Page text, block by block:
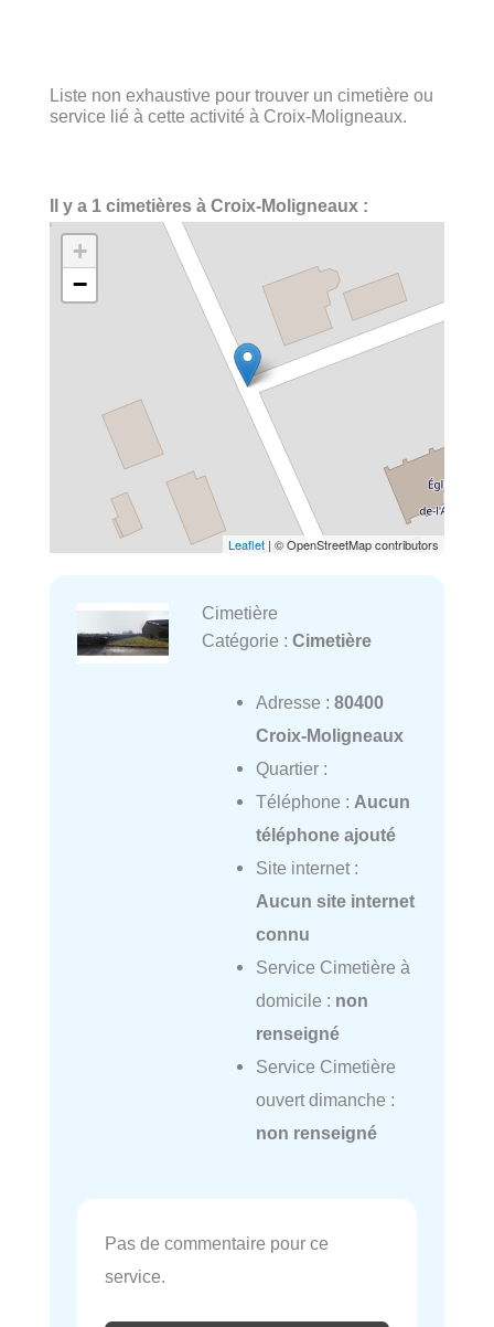
Liste non exhaustive pour trouver un cimetière ou
service lié à cette activité à Croix-Moligneaux.
Il y a 1 cimetières à Croix-Moligneaux :
+
−
Leaflet | © OpenStreetMap contributors
Cimetière
Catégorie : Cimetière
Adresse : 80400
Croix-Moligneaux
Quartier :
Téléphone : Aucun
téléphone ajouté
Site internet :
Aucun site internet
connu
Service Cimetière à
domicile : non
renseigné
Service Cimetière
ouvert dimanche :
non renseigné
Pas de commentaire pour ce
service.